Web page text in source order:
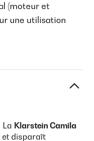
(moteur et
une utilisation
La Klarstein Camila
et disparaît